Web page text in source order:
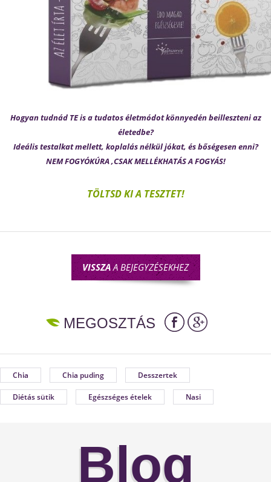
Hogyan tudnád TE is a tudatos életmódot könnyedén beilleszteni az
életedbe?
Ideális testalkat mellett, koplalás nélkül jókat, és bőségesen enni?
NEM FOGYÓKÚRA ,CSAK MELLÉKHATÁS A FOGYÁS!
TÖLTSD KI A TESZTET!
VISSZAA BEJEGYZÉSEKHEZ
MEGOSZTÁS
Chia Chia puding Desszertek
Diétás sütik Egészséges ételek Nasi
Blog